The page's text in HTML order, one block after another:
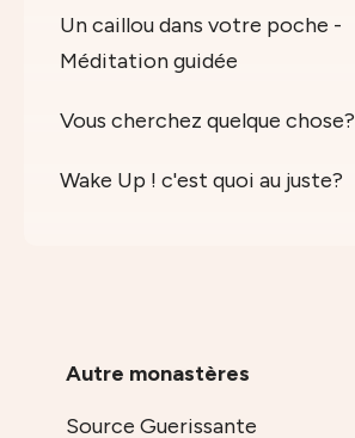
Un caillou dans votre poche -
Méditation guidée
Vous cherchez quelque chose?
Wake Up ! c'est quoi au juste?
Autre monastères
Source Guerissante